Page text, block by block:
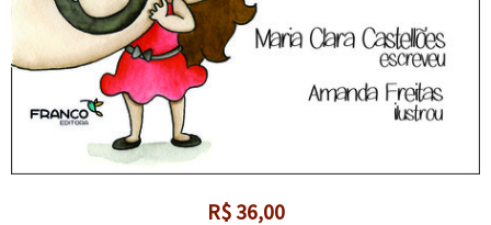
R$ 36,00